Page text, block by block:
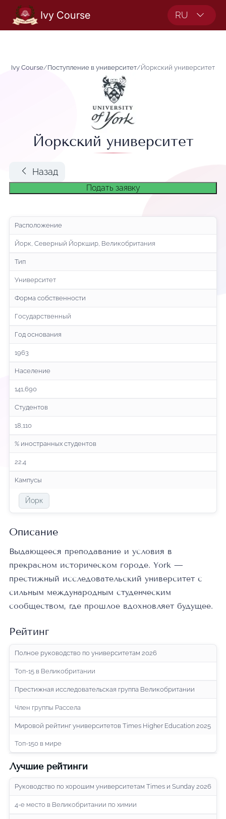
Ivy Course RU
Ivy Course/Поступление в университет/Йоркский университет
Йоркский университет
Назад
Подать заявку
Расположение
Йорк, Северный Йоркшир, Великобритания
Тип
Университет
Форма собственности
Государственный
Год основания
1963
Население
141,690
Студентов
18,110
% иностранных студентов
22.4
Кампусы
Йорк
Описание
Выдающееся преподавание и условия в
прекрасном историческом городе. York —
престижный исследовательский университет с
сильным международным студенческим
сообществом, где прошлое вдохновляет будущее.
Рейтинг
Полное руководство по университетам 2026
Топ-15 в Великобритании
Престижная исследовательская группа Великобритании
Член группы Рассела
Мировой рейтинг университетов Times Higher Education 2025
Топ-150 в мире
Лучшие рейтинги
Руководство по хорошим университетам Times и Sunday 2026
4-е место в Великобритании по химии